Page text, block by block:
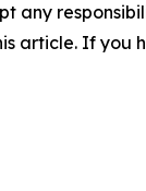
any
article. If you